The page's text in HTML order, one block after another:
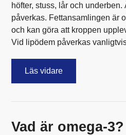
höfter, stuss, lår och underben.
påverkas. Fettansamlingen är
och kan göra att kroppen
Vid lipödem påverkas
Läs vidare
Vad är omega-3?